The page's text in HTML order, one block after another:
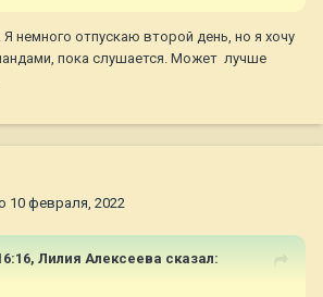
Я немного отпускаю второй день, но я хочу
пока слушается. Может лучше
10 февраля, 2022
Лилия Алексеева сказал: